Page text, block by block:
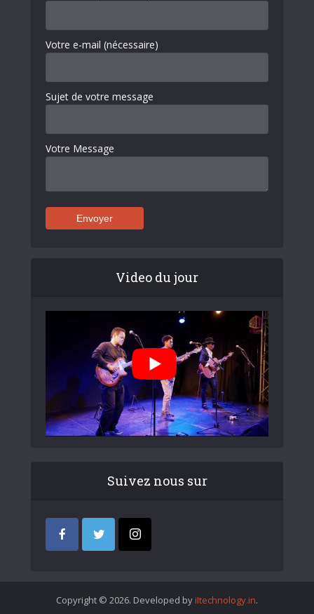
Votre e-mail (nécessaire)
Sujet de votre message
Votre Message
Video du jour
Suivez nous sur
Copyright © 2026. Developed by iItechnology.in.